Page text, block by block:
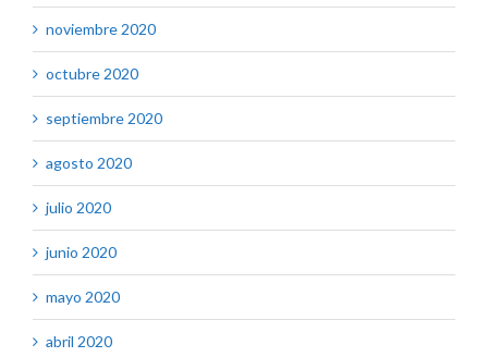
noviembre 2020
octubre 2020
septiembre 2020
agosto 2020
julio 2020
junio 2020
mayo 2020
abril 2020